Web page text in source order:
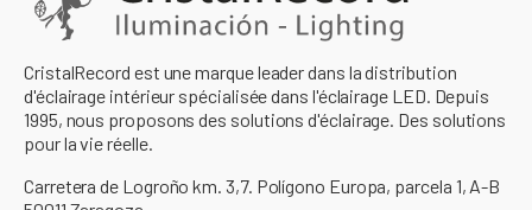
CristalRecord est une marque leader dans la distribution
d'éclairage intérieur spécialisée dans l'éclairage LED. Depuis
1995, nous proposons des solutions d'éclairage. Des solutions
pour la vie réelle.
Carretera de Logroño km. 3,7. Polígono Europa, parcela 1, A-B